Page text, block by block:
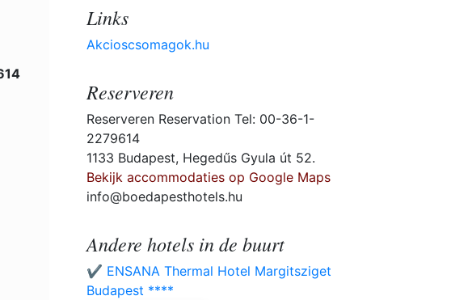
Links
Akcioscsomagok.hu
Reserveren
Reserveren Reservation Tel: 00-36-1-
2279614
1133 Budapest, Hegedűs Gyula út 52.
Bekijk accommodaties op Google Maps
info@boedapesthotels.hu
Andere hotels in de buurt
✔️ ENSANA Thermal Hotel Margitsziget
Budapest ****